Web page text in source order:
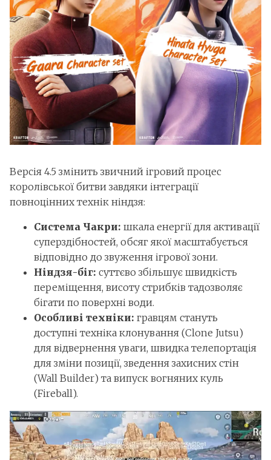
Версія 4.5 змінить звичний ігровий процес
королівської битви завдяки інтеграції
повноцінних технік ніндзя:
Система Чакри: шкала енергії для активації
суперздібностей, обсяг якої масштабується
відповідно до звуження ігрової зони.
Ніндзя-біг: суттєво збільшує швидкість
переміщення, висоту стрибків тадозволяє
бігати по поверхні води.
Особливі техніки: гравцям стануть
доступні техніка клонування (Clone Jutsu)
для відвернення уваги, швидка телепортація
для зміни позиції, зведення захисних стін
(Wall Builder) та випуск вогняних куль
(Fireball).